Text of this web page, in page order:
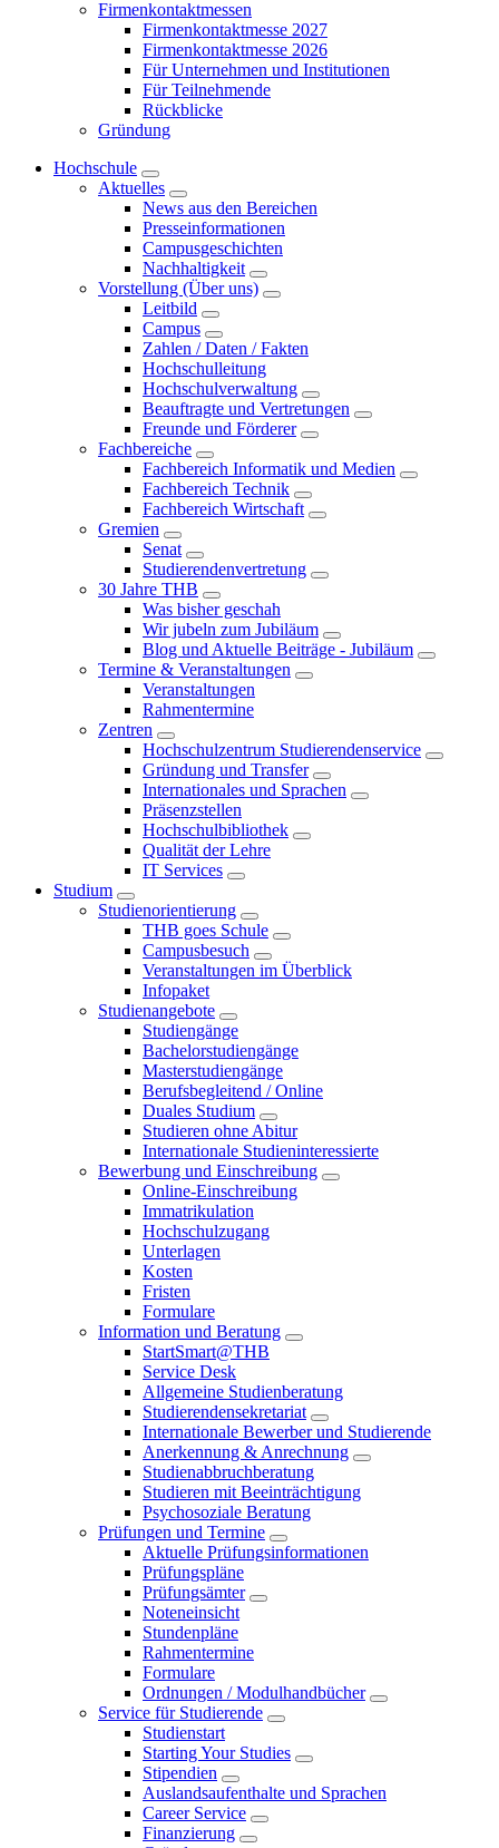
Firmenkontaktmessen
Firmenkontaktmesse 2027
Firmenkontaktmesse 2026
Für Unternehmen und Institutionen
Für Teilnehmende
Rückblicke
Gründung
Hochschule
Aktuelles
News aus den Bereichen
Presseinformationen
Campusgeschichten
Nachhaltigkeit
Vorstellung (Über uns)
Leitbild
Campus
Zahlen / Daten / Fakten
Hochschulleitung
Hochschulverwaltung
Beauftragte und Vertretungen
Freunde und Förderer
Fachbereiche
Fachbereich Informatik und Medien
Fachbereich Technik
Fachbereich Wirtschaft
Gremien
Senat
Studierendenvertretung
30 Jahre THB
Was bisher geschah
Wir jubeln zum Jubiläum
Blog und Aktuelle Beiträge - Jubiläum
Termine & Veranstaltungen
Veranstaltungen
Rahmentermine
Zentren
Hochschulzentrum Studierendenservice
Gründung und Transfer
Internationales und Sprachen
Präsenzstellen
Hochschulbibliothek
Qualität der Lehre
IT Services
Studium
Studienorientierung
THB goes Schule
Campusbesuch
Veranstaltungen im Überblick
Infopaket
Studienangebote
Studiengänge
Bachelorstudiengänge
Masterstudiengänge
Berufsbegleitend / Online
Duales Studium
Studieren ohne Abitur
Internationale Studieninteressierte
Bewerbung und Einschreibung
Online-Einschreibung
Immatrikulation
Hochschulzugang
Unterlagen
Kosten
Fristen
Formulare
Information und Beratung
StartSmart@THB
Service Desk
Allgemeine Studienberatung
Studierendensekretariat
Internationale Bewerber und Studierende
Anerkennung & Anrechnung
Studienabbruchberatung
Studieren mit Beeinträchtigung
Psychosoziale Beratung
Prüfungen und Termine
Aktuelle Prüfungsinformationen
Prüfungspläne
Prüfungsämter
Noteneinsicht
Stundenpläne
Rahmentermine
Formulare
Ordnungen / Modulhandbücher
Service für Studierende
Studienstart
Starting Your Studies
Stipendien
Auslandsaufenthalte und Sprachen
Career Service
Finanzierung